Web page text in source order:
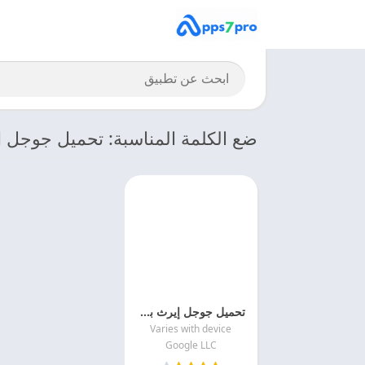
ضع الكلمة المناسبة: تحميل جوجل
تحميل جوجل إيرث برو 2026 Google Earth Pro APK اخر اصدار مجانا
Varies with device
Google LLC